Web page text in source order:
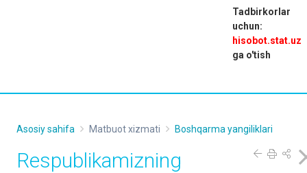
Tadbirkorlar
uchun:
hisobot.stat.uz
ga o'tish
Asosiy sahifa Matbuot xizmati Boshqarma yangiliklari
Respublikamizning